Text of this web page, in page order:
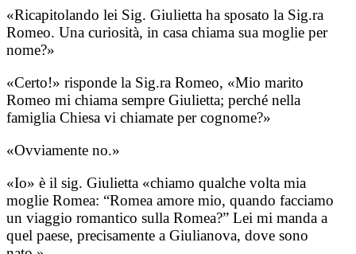
«Ricapitolando lei Sig. Giulietta ha sposato la Sig.ra
Romeo. Una curiosità, in casa chiama sua moglie per
nome?»
«Certo!» risponde la Sig.ra Romeo, «Mio marito
Romeo mi chiama sempre Giulietta; perché nella
famiglia Chiesa vi chiamate per cognome?»
«Ovviamente no.»
«Io» è il sig. Giulietta «chiamo qualche volta mia
moglie Romea: “Romea amore mio, quando facciamo
un viaggio romantico sulla Romea?” Lei mi manda a
quel paese, precisamente a Giulianova, dove sono